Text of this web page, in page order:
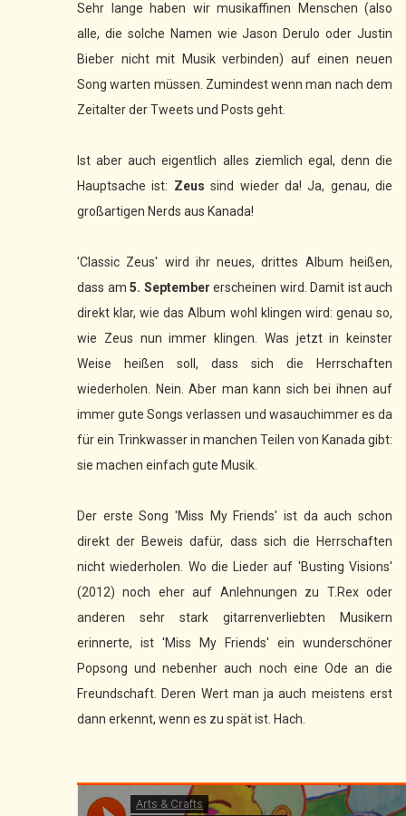
Sehr lange haben wir musikaffinen Menschen (also
alle, die solche Namen wie Jason Derulo oder Justin
Bieber nicht mit Musik verbinden) auf einen neuen
Song warten müssen. Zumindest wenn man nach dem
Zeitalter der Tweets und Posts geht.
Ist aber auch eigentlich alles ziemlich egal, denn die
Hauptsache ist: Zeus sind wieder da! Ja, genau, die
großartigen Nerds aus Kanada!
'Classic Zeus' wird ihr neues, drittes Album heißen,
dass am 5. September erscheinen wird. Damit ist auch
direkt klar, wie das Album wohl klingen wird: genau so,
wie Zeus nun immer klingen. Was jetzt in keinster
Weise heißen soll, dass sich die Herrschaften
wiederholen. Nein. Aber man kann sich bei ihnen auf
immer gute Songs verlassen und wasauchimmer es da
für ein Trinkwasser in manchen Teilen von Kanada gibt:
sie machen einfach gute Musik.
Der erste Song 'Miss My Friends' ist da auch schon
direkt der Beweis dafür, dass sich die Herrschaften
nicht wiederholen. Wo die Lieder auf 'Busting Visions'
(2012) noch eher auf Anlehnungen zu T.Rex oder
anderen sehr stark gitarrenverliebten Musikern
erinnerte, ist 'Miss My Friends' ein wunderschöner
Popsong und nebenher auch noch eine Ode an die
Freundschaft. Deren Wert man ja auch meistens erst
dann erkennt, wenn es zu spät ist. Hach.